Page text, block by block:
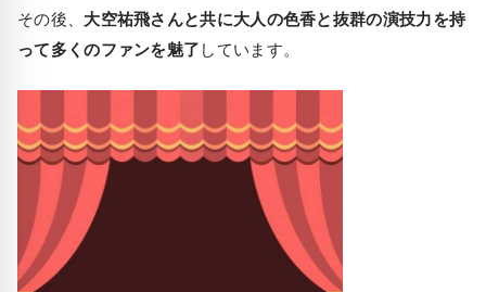
その後、 大空祐飛さんと共に大人の色香と抜群の演技力を持
って多くのファンを魅了 しています。